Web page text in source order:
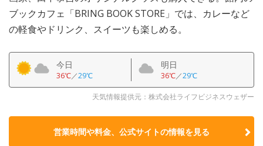
ブックカフェ「BRING BOOK STORE」では、カレーなど
の軽食やドリンク、スイーツも楽しめる。
今日
36℃／29℃
明日
36℃／29℃
天気情報提供元：株式会社ライフビジネスウェザー
営業時間や料金、公式サイトの情報を見る